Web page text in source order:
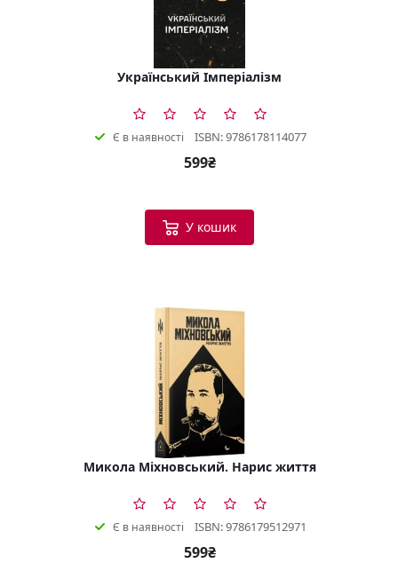
Український Імперіалізм
Є в наявності ISBN: 9786178114077
599₴
У кошик
Микола Міхновський. Нарис життя
Є в наявності ISBN: 9786179512971
599₴